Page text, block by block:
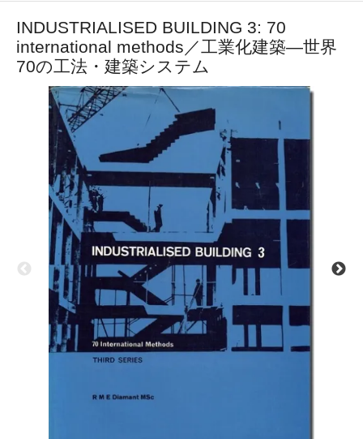
INDUSTRIALISED BUILDING 3: 70
international methods／工業化建築―世界
70の工法・建築システム